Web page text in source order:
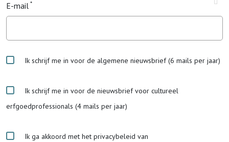
E-mail
Ik schrijf me in voor de algemene nieuwsbrief (6 mails per jaar)
Ik schrijf me in voor de nieuwsbrief voor cultureel
erfgoedprofessionals (4 mails per jaar)
Ik ga akkoord met het privacybeleid van